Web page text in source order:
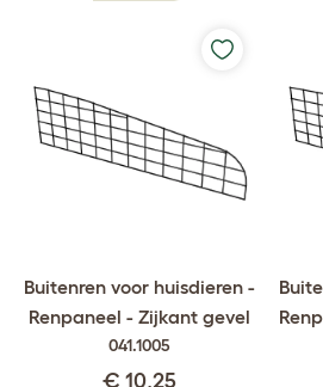
Buitenren voor huisdieren -
Renpaneel - Zijkant gevel
041.1005
€ 10,25